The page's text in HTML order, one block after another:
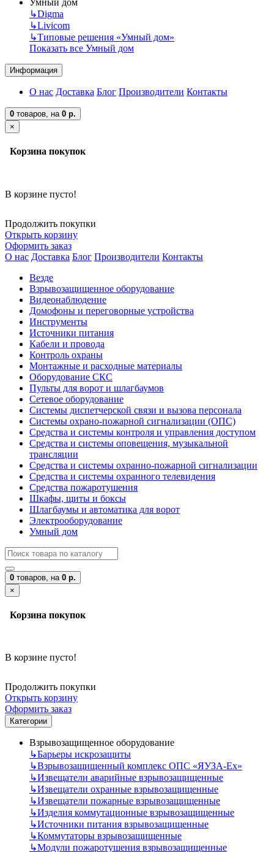
Умный дом
↳Digma
↳Livicom
↳Типовые решения «Умный дом»
Показать все Умный дом
Информация
О нас Доставка Блог Производители Контакты
0 товаров, на 0 р.
×
Корзина покупок
В корзине пусто!
Продолжить покупки
Открыть корзину
Оформить заказ
О нас Доставка Блог Производители Контакты
Везде
Взрывозащищенное оборудование
Видеонаблюдение
Домофоны и переговорные устройства
Инструменты
Источники питания
Кабели и провода
Контроль охраны
Монтажные и расходные материалы
Оборудование СКС
Пульты для ворот и шлагбаумов
Сетевое оборудование
Системы диспетчерской связи и вызова персонала
Системы охрано-пожарной сигнализации (ОПС)
Средства и системы контроля и управления доступом
Средства и системы оповещения, музыкальной
трансляции
Средства и системы охранно-пожарной сигнализации
Средства и системы охранного телевидения
Средства пожаротушения
Шкафы, щиты и боксы
Шлагбаумы и автоматика для ворот
Электрооборудование
Умный дом
0 товаров, на 0 р.
×
Корзина покупок
В корзине пусто!
Продолжить покупки
Открыть корзину
Оформить заказ
Категории
Взрывозащищенное оборудование
↳Барьеры искрозащиты
↳Взрывозащищенный комплекс ОПС «ЯУЗА-Ех»
↳Извещатели аварийные взрывозащищенные
↳Извещатели охранные взрывозащищенные
↳Извещатели пожарные взрывозащищенные
↳Изделия коммутационные взрывозащищенные
↳Источники питания взрывозащищенные
↳Коммутаторы взрывозащищенные
↳Модули пожаротушения взрывозащищенные